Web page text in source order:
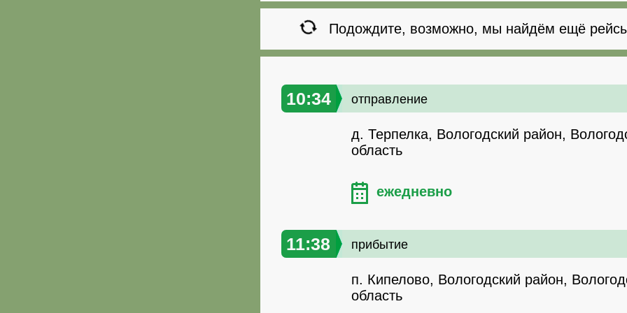
Подождите, возможно, мы найдём ещё
10:34 отправление
д. Терпелка, Вологодский район,
область
ежедневно
11:38 прибытие
п. Кипелово, Вологодский район,
область